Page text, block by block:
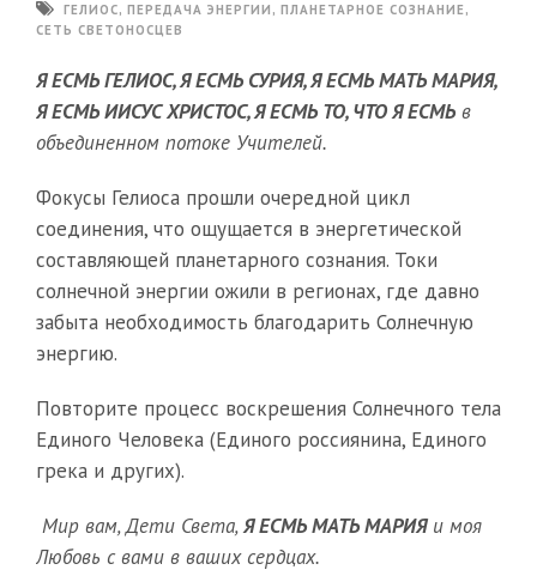
ГЕЛИОС, ПЕРЕДАЧА ЭНЕРГИИ , ПЛАНЕТАРНОЕ СОЗНАНИЕ,
СЕТЬ СВЕТОНОСЦЕВ
Я ЕСМЬ ГЕЛИОС, Я ЕСМЬ СУРИЯ, Я ЕСМЬ МАТЬ МАРИЯ,
Я ЕСМЬ ИИСУС ХРИСТОС, Я ЕСМЬ ТО, ЧТО Я ЕСМЬ в
объединенном потоке Учителей.
Фокусы Гелиоса прошли очередной цикл
соединения, что ощущается в энергетической
составляющей планетарного сознания. Токи
солнечной энергии ожили в регионах, где давно
забыта необходимость благодарить Солнечную
энергию.
Повторите процесс воскрешения Солнечного тела
Единого Человека (Единого россиянина, Единого
грека и других).
Мир вам, Дети Света,Я ЕСМЬ МАТЬ МАРИЯи моя
Любовь с вами в ваших сердцах.